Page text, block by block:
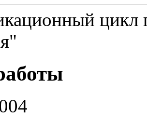
цикл